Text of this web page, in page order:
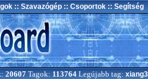
:: Szavazógép :: Csoportok :: Segítség
20607 Tagok: 113764 Legújabb tag: